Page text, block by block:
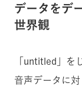
データをデ
世界観
「untitled」を
音声データに